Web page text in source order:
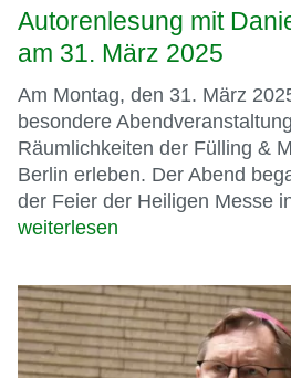
Autorenlesung mit
am 31. März 2025
Am Montag, den 31. März
besondere
Räumlichkeiten der Fülling &
Berlin erleben. Der Abend
der Feier der Heiligen Messe
weiterlesen